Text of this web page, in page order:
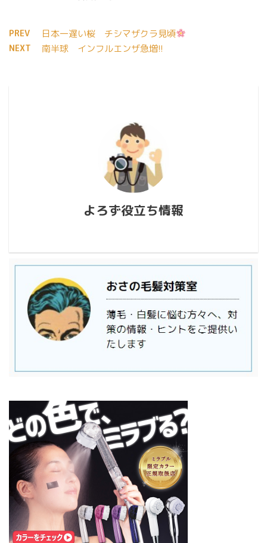
PREV 日本一遅い桜 チシマザクラ見頃
NEXT 南半球 インフルエンザ急増!!
よろず役立ち情報